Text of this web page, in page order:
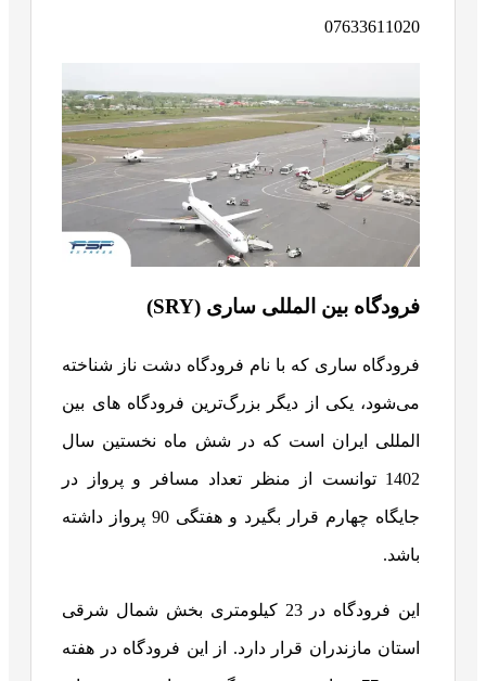
07633611020
فرودگاه بین المللی ساری (SRY)
فرودگاه ساری که با نام فرودگاه دشت ناز شناخته
می‌شود، یکی از دیگر بزرگ‌ترین فرودگاه های بین
المللی ایران است که در شش ماه نخستین سال
1402 توانست از منظر تعداد مسافر و پرواز در
جایگاه چهارم قرار بگیرد و هفتگی 90 پرواز داشته
باشد.
این فرودگاه در 23 کیلومتری بخش شمال شرقی
استان مازندران قرار دارد. از این فرودگاه در هفته